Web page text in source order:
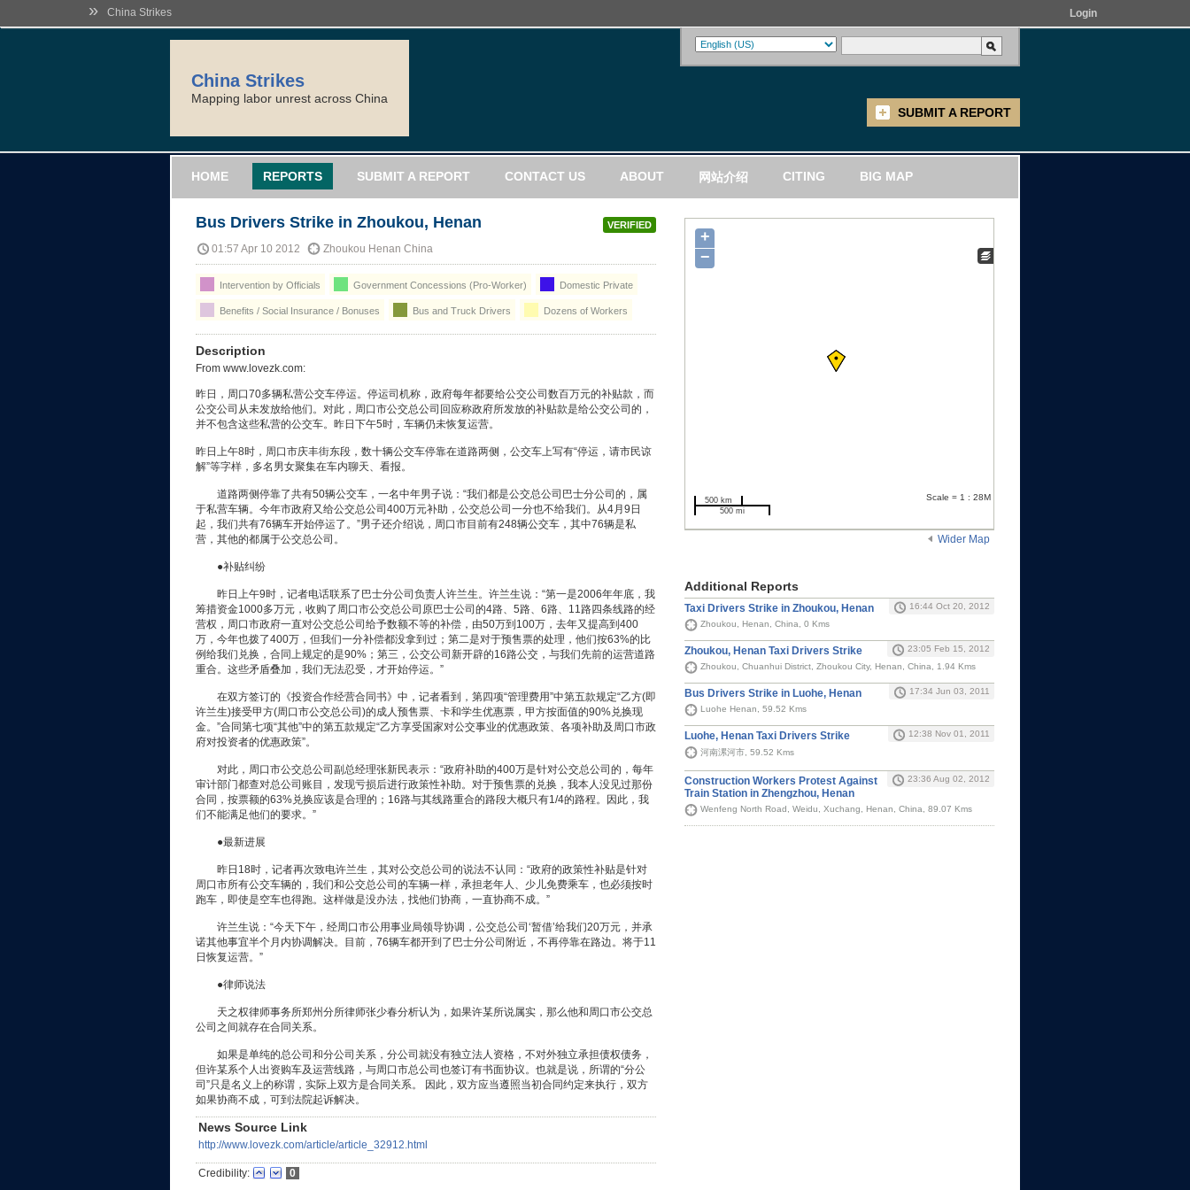
» China Strikes Login
China Strikes
Mapping labor unrest across China
SUBMIT A REPORT
HOME REPORTS SUBMIT A REPORT CONTACT US ABOUT 网站介绍 CITING BIG MAP
VERIFIED
Bus Drivers Strike in Zhoukou, Henan
01:57 Apr 10 2012 Zhoukou Henan China
Intervention by Officials Government Concessions (Pro-Worker) Domestic Private
Benefits / Social Insurance / Bonuses Bus and Truck Drivers Dozens of Workers
Description
From www.lovezk.com:
昨日，周口70多辆私营公交车停运。停运司机称，政府每年都要给公交公司数百万元的补贴款，而
公交公司从未发放给他们。对此，周口市公交总公司回应称政府所发放的补贴款是给公交公司的，
并不包含这些私营的公交车。昨日下午5时，车辆仍未恢复运营。
昨日上午8时，周口市庆丰街东段，数十辆公交车停靠在道路两侧，公交车上写有“停运，请市民谅
解”等字样，多名男女聚集在车内聊天、看报。
道路两侧停靠了共有50辆公交车，一名中年男子说：“我们都是公交总公司巴士分公司的，属
于私营车辆。今年市政府又给公交总公司400万元补助，公交总公司一分也不给我们。从4月9日
起，我们共有76辆车开始停运了。”男子还介绍说，周口市目前有248辆公交车，其中76辆是私
营，其他的都属于公交总公司。
●补贴纠纷
昨日上午9时，记者电话联系了巴士分公司负责人许兰生。许兰生说：“第一是2006年年底，我
筹措资金1000多万元，收购了周口市公交总公司原巴士公司的4路、5路、6路、11路四条线路的经
营权，周口市政府一直对公交总公司给予数额不等的补偿，由50万到100万，去年又提高到400
万，今年也拨了400万，但我们一分补偿都没拿到过；第二是对于预售票的处理，他们按63%的比
例给我们兑换，合同上规定的是90%；第三，公交公司新开辟的16路公交，与我们先前的运营道路
重合。这些矛盾叠加，我们无法忍受，才开始停运。”
在双方签订的《投资合作经营合同书》中，记者看到，第四项“管理费用”中第五款规定“乙方(即
许兰生)接受甲方(周口市公交总公司)的成人预售票、卡和学生优惠票，甲方按面值的90%兑换现
金。”合同第七项“其他”中的第五款规定“乙方享受国家对公交事业的优惠政策、各项补助及周口市政
府对投资者的优惠政策”。
对此，周口市公交总公司副总经理张新民表示：“政府补助的400万是针对公交总公司的，每年
审计部门都查对总公司账目，发现亏损后进行政策性补助。对于预售票的兑换，我本人没见过那份
合同，按票额的63%兑换应该是合理的；16路与其线路重合的路段大概只有1/4的路程。因此，我
们不能满足他们的要求。”
●最新进展
昨日18时，记者再次致电许兰生，其对公交总公司的说法不认同：“政府的政策性补贴是针对
周口市所有公交车辆的，我们和公交总公司的车辆一样，承担老年人、少儿免费乘车，也必须按时
跑车，即使是空车也得跑。这样做是没办法，找他们协商，一直协商不成。”
许兰生说：“今天下午，经周口市公用事业局领导协调，公交总公司‘暂借’给我们20万元，并承
诺其他事宜半个月内协调解决。目前，76辆车都开到了巴士分公司附近，不再停靠在路边。将于11
日恢复运营。”
●律师说法
天之权律师事务所郑州分所律师张少春分析认为，如果许某所说属实，那么他和周口市公交总
公司之间就存在合同关系。
如果是单纯的总公司和分公司关系，分公司就没有独立法人资格，不对外独立承担债权债务，
但许某系个人出资购车及运营线路，与周口市总公司也签订有书面协议。也就是说，所谓的“分公
司”只是名义上的称谓，实际上双方是合同关系。 因此，双方应当遵照当初合同约定来执行，双方
如果协商不成，可到法院起诉解决。
News Source Link
http://www.lovezk.com/article/article_32912.html
Credibility: 0
+
−
500 km
500 mi
Scale = 1 : 28M
Wider Map
Additional Reports
Taxi Drivers Strike in Zhoukou, Henan
16:44 Oct 20, 2012
Zhoukou, Henan, China, 0 Kms
Zhoukou, Henan Taxi Drivers Strike
23:05 Feb 15, 2012
Zhoukou, Chuanhui District, Zhoukou City, Henan, China, 1.94 Kms
Bus Drivers Strike in Luohe, Henan
17:34 Jun 03, 2011
Luohe Henan, 59.52 Kms
Luohe, Henan Taxi Drivers Strike
12:38 Nov 01, 2011
河南漯河市, 59.52 Kms
Construction Workers Protest Against
Train Station in Zhengzhou, Henan
23:36 Aug 02, 2012
Wenfeng North Road, Weidu, Xuchang, Henan, China, 89.07 Kms